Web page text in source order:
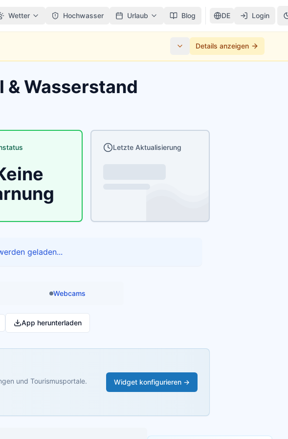
Wetter Hochwasser Urlaub Blog DE Login
Details anzeigen
& Wasserstand
Letzte Aktualisierung
geladen...
Webcams
App herunterladen
und Tourismusportale. Widget konfigurieren →